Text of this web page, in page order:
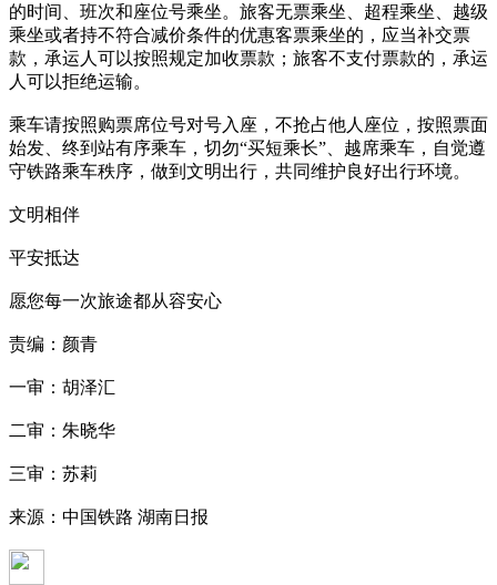
的时间、班次和座位号乘坐。旅客无票乘坐、超程乘坐、越级
乘坐或者持不符合减价条件的优惠客票乘坐的，应当补交票
款，承运人可以按照规定加收票款；旅客不支付票款的，承运
人可以拒绝运输。
乘车请按照购票席位号对号入座，不抢占他人座位，按照票面
始发、终到站有序乘车，切勿“买短乘长”、越席乘车，自觉遵
守铁路乘车秩序，做到文明出行，共同维护良好出行环境。
文明相伴
平安抵达
愿您每一次旅途都从容安心
责编：颜青
一审：胡泽汇
二审：朱晓华
三审：苏莉
来源：中国铁路 湖南日报